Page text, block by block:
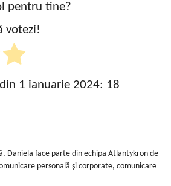
pentru tine?
votezi!
1 ianuarie 2024: 18
Daniela face parte din echipa Atlantykron de
personală și corporate, comunicare